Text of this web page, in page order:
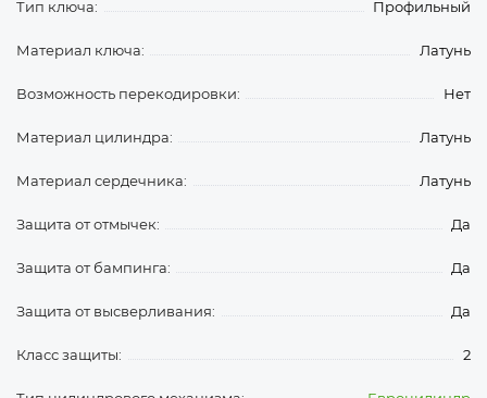
Тип ключа: Профильный
Материал ключа: Латунь
Возможность перекодировки: Нет
Материал цилиндра: Латунь
Материал сердечника: Латунь
Защита от отмычек: Да
Защита от бампинга: Да
Защита от высверливания: Да
Класс защиты: 2